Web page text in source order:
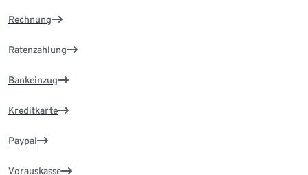
Rechnung
Ratenzahlung
Bankeinzug
Kreditkarte
Paypal
Vorauskasse